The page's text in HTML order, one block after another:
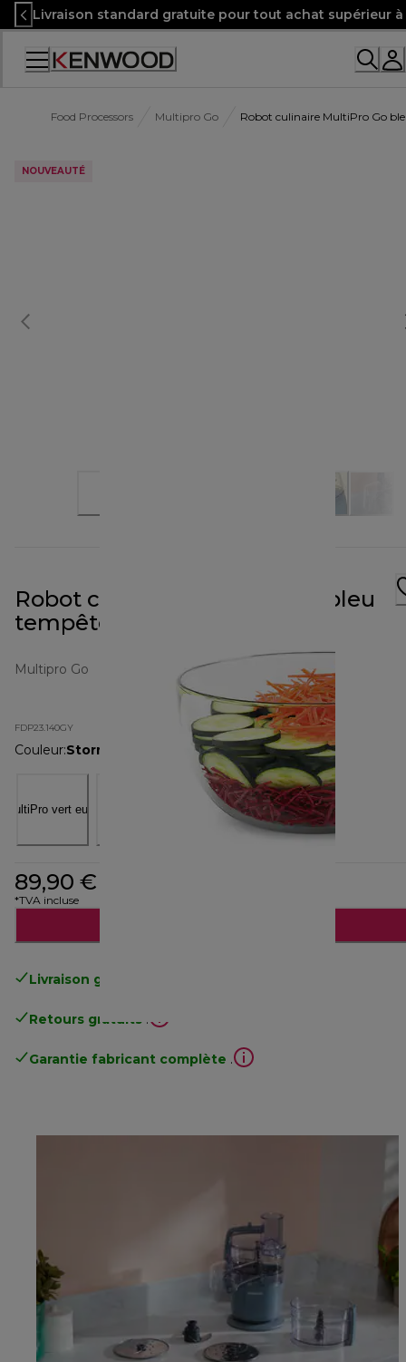
Skip
to
Content
Livraison standard gratuite pour tout achat supérieur
Accessibility
Food Processors Multipro Go Robot culinaire MultiPro Go
NOUVEAUTÉ
Robot culinaire MultiPro Go bleu
tempête FDP23.140GY
Multipro Go
FDP23.140GY
Couleur:Storm Blue
89,90 €
*TVA incluse
Livraison gratuite
Retours gratuits .
Garantie fabricant complète .